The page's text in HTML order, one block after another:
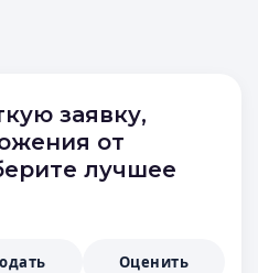
заявку,
от
лучшее
Оценить